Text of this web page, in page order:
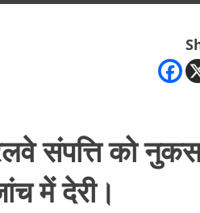
संपत्ति को
में देरी।